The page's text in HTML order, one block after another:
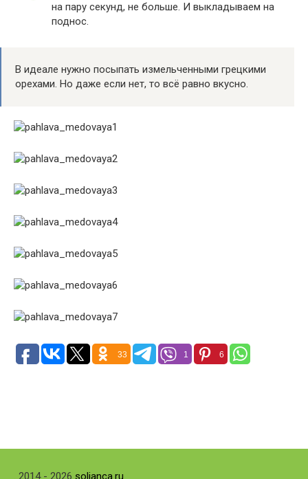
на пару секунд, не больше. И выкладываем на
поднос.
В идеале нужно посыпать измельченными грецкими
орехами. Но даже если нет, то всё равно вкусно.
33 1 6
. 2014 - 2026 soljanca.ru